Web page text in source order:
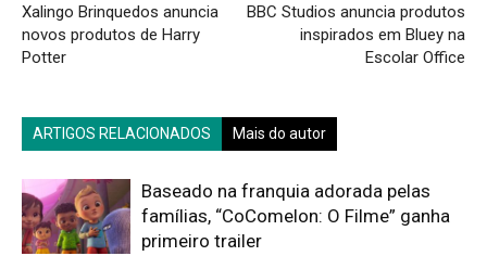
Xalingo Brinquedos anuncia
novos produtos de Harry
Potter
BBC Studios anuncia produtos
inspirados em Bluey na
Escolar Office
ARTIGOS RELACIONADOS Mais do autor
Baseado na franquia adorada pelas
famílias, “CoComelon: O Filme” ganha
primeiro trailer